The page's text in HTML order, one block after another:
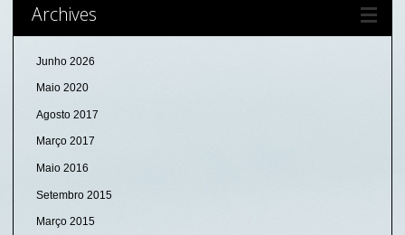
Archives
Junho 2026
Maio 2020
Agosto 2017
Março 2017
Maio 2016
Setembro 2015
Março 2015